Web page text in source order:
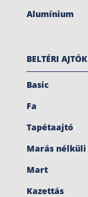
Alumínium
BELTÉRI AJTÓK
Basic
Fa
Tapétaajtó
Marás nélküli
Mart
Kazettás